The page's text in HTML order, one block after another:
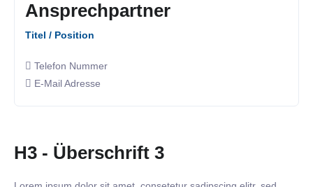
Ansprechpartner
Titel / Position
Telefon Nummer
E-Mail Adresse
H3 - Überschrift 3